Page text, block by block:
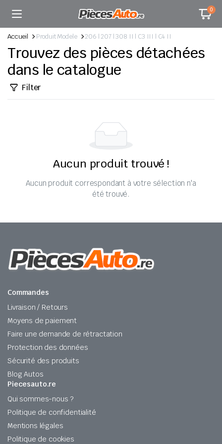
0
Accueil Produit Modele 206 | 207 | 308 II | C3 III | C4 II
Trouvez des pièces détachées
dans le catalogue
Filter
Aucun produit trouvé !
Aucun produit correspondant à votre sélection n'a
été trouvé.
Commandes
Livraison / Retours
Moyens de paiement
Faire une demande de rétractation
Protection des données
Sécurité des produits
Blog Autos
Piecesauto.re
Qui sommes-nous ?
Politique de confidentialité
Mentions légales
Politique de cookies